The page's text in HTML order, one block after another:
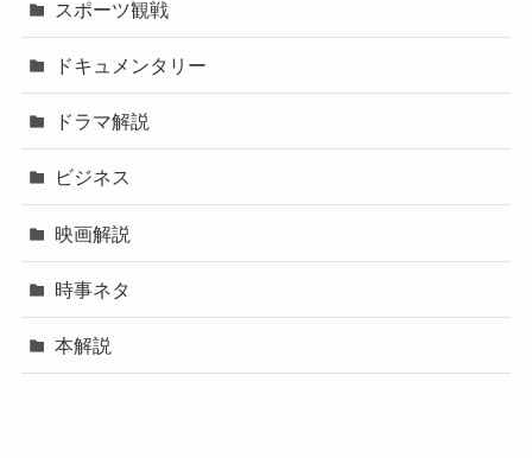
スポーツ観戦
ドキュメンタリー
ドラマ解説
ビジネス
映画解説
時事ネタ
本解説